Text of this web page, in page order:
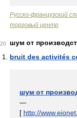
Русско-французский
торговый центр
20
шум от
bruit des activités
шум от
—
[ http://